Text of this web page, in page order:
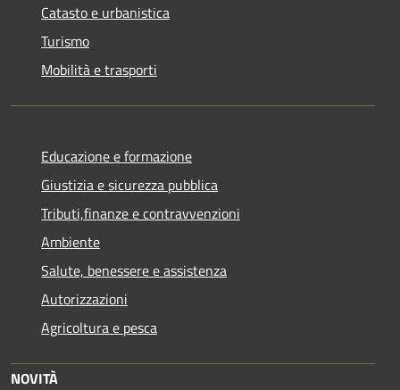
Catasto e urbanistica
Turismo
Mobilità e trasporti
Educazione e formazione
Giustizia e sicurezza pubblica
Tributi,finanze e contravvenzioni
Ambiente
Salute, benessere e assistenza
Autorizzazioni
Agricoltura e pesca
NOVITÀ